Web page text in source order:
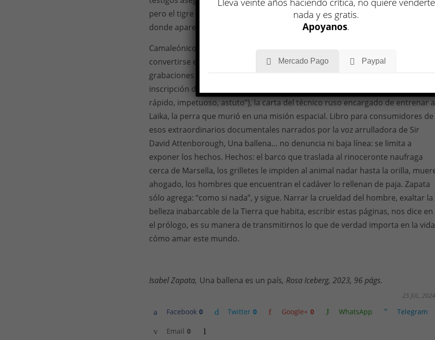
pero el tigre de Tasmania sí existió (lo demuestra una foto incluida en el libro,
donde aparece colgado de sus patas traseras), y ahora no existe más.
Camaleónicos, los poemas adoptan la forma que más les conviene: pueden
convertirse en “postulados”, en un diccionario, incorporar la transcripción de
grabaciones de controladores aéreos, artículos de
National Geographic
inscripción de un cuadro de Durero de 1515 que describe al rinoceronte (“es
rápido, impetuoso, astuto”), la carta del técnico ruso encargado de entrenar a
Laika, la perra que murió en una misión espacial. Libro para consumidores de
esos extraordinarios documentales narrados por la voz arrulladora de Sir
David Attenborough, Una ballena… no denuncia ni baja línea: se limita a
exponer los hechos. Hechos: el barco que traslada al rinoceronte naufraga
cerca de Marsella, los grilletes le impiden al animal nadar hasta la orilla,
ahogado, los hombres que encuentran el cadáver lo rellenan de paja. Zapata
sólo agrega: “como si nada”, y sigue. Narrar la crueldad del hombre, exaltar la
belleza inabarcable de la Tierra que habita, escribir estas páginas, nos dice en
el prólogo, es su manera de transmitirnos lo que de verdad importa en la
cómo amar este mundo.
Isabel Zapata, Una ballena es un país, Rosa Iceberg, 2023, 96 págs.
Facebook 0 Twitter 0 Google+ 0 WhatsApp Telegram
Email 0
25 JUL, 2024
nada y es gratis.
Apoyanos.
Mercado Pago Paypal